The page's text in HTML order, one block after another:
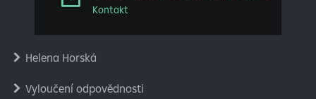
Kontakt
Helena Horská
Vyloučení odpovědnosti